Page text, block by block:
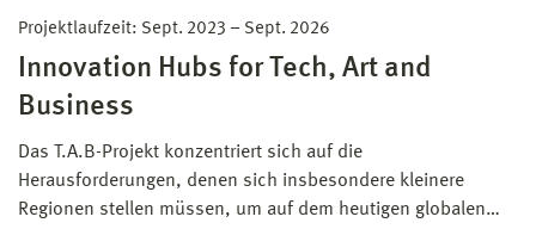
Projektlaufzeit: Sept. 2023 – Sept. 2026
Innovation Hubs for Tech, Art and
Business
Das T.A.B-Projekt konzentriert sich auf die
Herausforderungen, denen sich insbesondere kleinere
Regionen stellen müssen, um auf dem heutigen globalen…